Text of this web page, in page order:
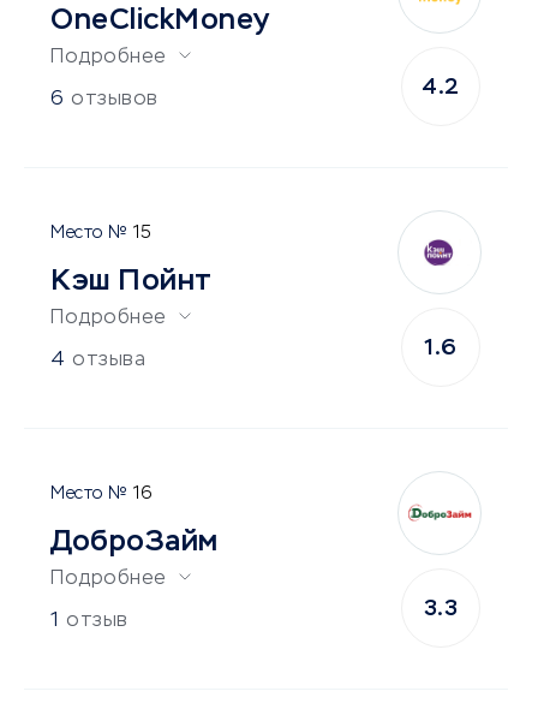
OneClickMoney
Подробнее
6 отзывов
4.2
15
Кэш Пойнт
Подробнее
4 отзыва
1.6
16
ДоброЗайм
Подробнее
1 отзыв
3.3